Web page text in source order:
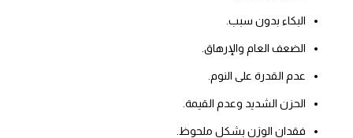
البكاء بدون سبب.
الضعف العام والإرهاق.
عدم القدرة على النوم.
الحزن الشديد وعدم القيمة.
فقدان الوزن بشكل ملحوظ.